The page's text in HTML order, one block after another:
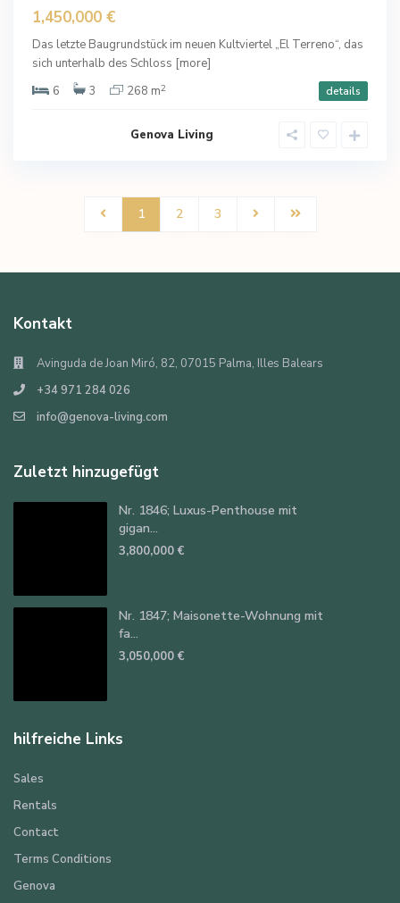
1,450,000 €
Das letzte Baugrundstück im neuen Kultviertel „El Terreno“, das
sich unterhalb des Schloss [more]
6
3 268 m2 details
Genova Living
1 2 3
Kontakt
Avinguda de Joan Miró, 82, 07015 Palma, Illes Balears
+34 971 284 026
info@genova-living.com
Zuletzt hinzugefügt
Nr. 1846; Luxus-Penthouse mit
gigan...
3,800,000 €
Nr. 1847; Maisonette-Wohnung mit
fa...
3,050,000 €
hilfreiche Links
Sales
Rentals
Contact
Terms Conditions
Genova